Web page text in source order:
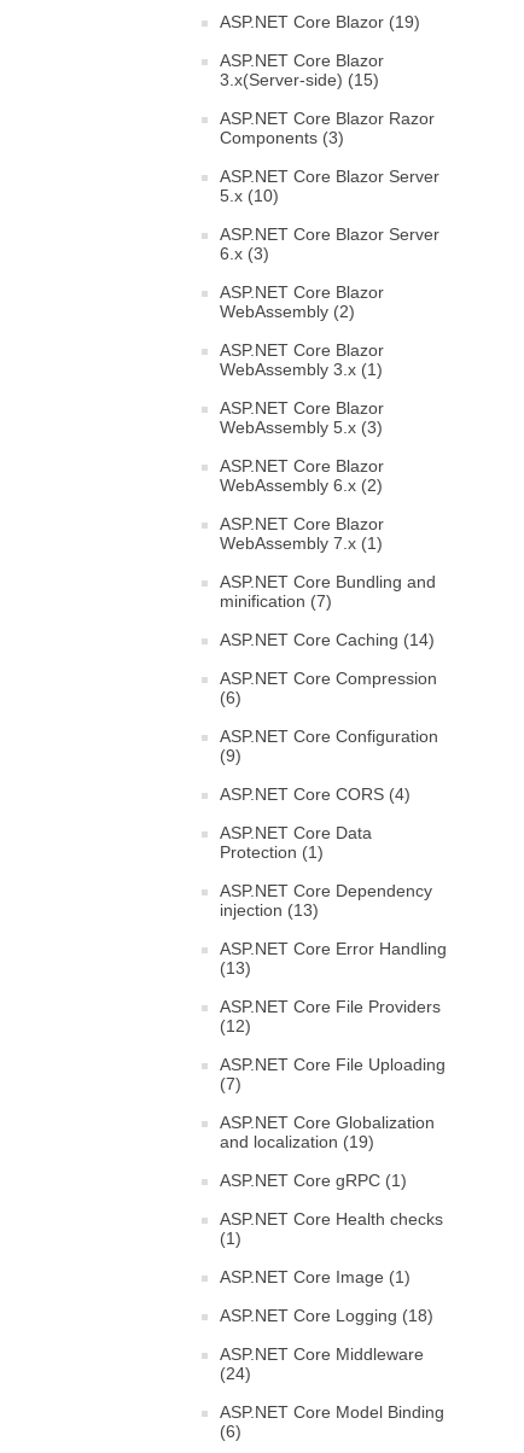
ASP.NET Core Blazor (19)
ASP.NET Core Blazor
3.x(Server-side) (15)
ASP.NET Core Blazor Razor
Components (3)
ASP.NET Core Blazor Server
5.x (10)
ASP.NET Core Blazor Server
6.x (3)
ASP.NET Core Blazor
WebAssembly (2)
ASP.NET Core Blazor
WebAssembly 3.x (1)
ASP.NET Core Blazor
WebAssembly 5.x (3)
ASP.NET Core Blazor
WebAssembly 6.x (2)
ASP.NET Core Blazor
WebAssembly 7.x (1)
ASP.NET Core Bundling and
minification (7)
ASP.NET Core Caching (14)
ASP.NET Core Compression
(6)
ASP.NET Core Configuration
(9)
ASP.NET Core CORS (4)
ASP.NET Core Data
Protection (1)
ASP.NET Core Dependency
injection (13)
ASP.NET Core Error Handling
(13)
ASP.NET Core File Providers
(12)
ASP.NET Core File Uploading
(7)
ASP.NET Core Globalization
and localization (19)
ASP.NET Core gRPC (1)
ASP.NET Core Health checks
(1)
ASP.NET Core Image (1)
ASP.NET Core Logging (18)
ASP.NET Core Middleware
(24)
ASP.NET Core Model Binding
(6)